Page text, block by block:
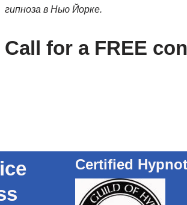
гипноза в Нью Йорке.
Call for a FREE
Certified